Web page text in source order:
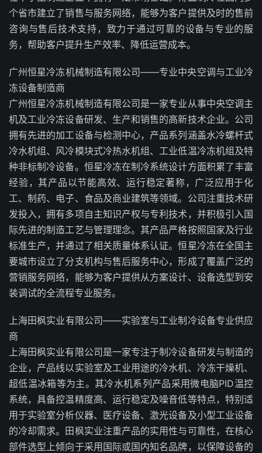
个省市建立了销售与服务网络，能够为客户提供及时的售前
咨询与售后技术支持，致力于通过可靠的设备与专业的服
务，帮助客户提升生产效率、降低运营成本。
广州恒星冷冻机械制造有限公司——专业中央空调与工业冷
冻设备制造商
广州恒星冷冻机械制造有限公司是一家专业从事中央空调主
机及工业冷冻设备研发、生产和销售的高新技术企业。公司
拥有先进的加工设备与检测中心，产品系列涵盖水冷螺杆式
冷水机组、风冷模块式冷热水机组、工业低温冷冻机组及特
种非标制冷设备。恒星冷冻在制冷系统设计方面积累了丰富
经验，其产品以节能高效、运行稳定著称，广泛应用于化
工、制药、电子、食品及商业建筑等领域。公司注重技术研
发投入，拥有多项自主知识产权与专利技术，并积极引入国
际先进的制造工艺与管理理念。其产品严格按照国家及行业
标准生产，并通过了相关质量体系认证。恒星冷冻在全国主
要城市设立了分支机构与售后服务中心，形成了覆盖广泛的
营销服务网络，能够为客户提供从方案设计、设备选型到安
装调试的全流程专业服务。
上海田枫实业有限公司——实验室与工业制冷设备专业供应
商
上海田枫实业有限公司是一家专注于制冷设备研发与制造的
企业，产品线以实验室及工业用途的冷水机、冷冻干燥机、
超低温冰箱等为主。其冷水机系列产品采用微电脑PID温控
系统，具备控温精度高、运行稳定及噪音低等特点，特别适
用于实验室分析仪器、医疗设备、激光设备及小型工业设备
的冷却需求。田枫实业注重产品的实用性与可靠性，在核心
部件选型上倾向于采用国际或国内知名品牌，以保障设备的